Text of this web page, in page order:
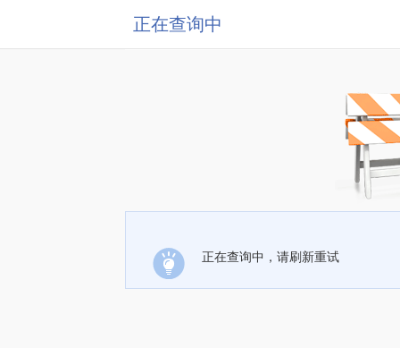
正在查询中
正在查询中，请刷新重试